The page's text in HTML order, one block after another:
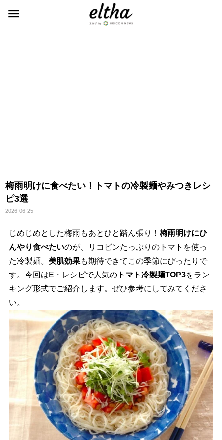
梅雨明けに食べたい！トマトの冷製麺やみつきレシ
ピ3選
2026-06-25
じめじめとした梅雨もあとひと踏ん張り！ 梅雨明けにひ
んやり食べたいのが、リコピンたっぷりのトマトを使っ
た冷製麺。 美肌効果も期待できてこの季節にぴったりで
す。今回はE・レシピで人気のトマト冷製麺TOP3をラン
キング形式でご紹介します。ぜひ参考にしてみてくださ
い。